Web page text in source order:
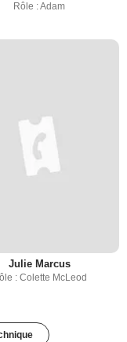
Rôle : Adam
Julie Marcus
: Colette McLeod